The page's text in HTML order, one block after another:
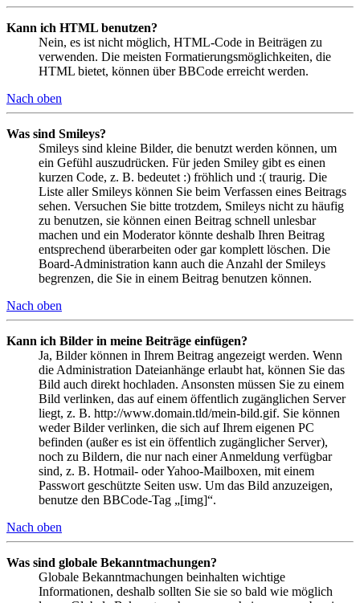
Kann ich HTML benutzen?
Nein, es ist nicht möglich, HTML-Code in Beiträgen zu
verwenden. Die meisten Formatierungsmöglichkeiten, die
HTML bietet, können über BBCode erreicht werden.
Nach oben
Was sind Smileys?
Smileys sind kleine Bilder, die benutzt werden können, um
ein Gefühl auszudrücken. Für jeden Smiley gibt es einen
kurzen Code, z. B. bedeutet :) fröhlich und :( traurig. Die
Liste aller Smileys können Sie beim Verfassen eines Beitrags
sehen. Versuchen Sie bitte trotzdem, Smileys nicht zu häufig
zu benutzen, sie können einen Beitrag schnell unlesbar
machen und ein Moderator könnte deshalb Ihren Beitrag
entsprechend überarbeiten oder gar komplett löschen. Die
Board-Administration kann auch die Anzahl der Smileys
begrenzen, die Sie in einem Beitrag benutzen können.
Nach oben
Kann ich Bilder in meine Beiträge einfügen?
Ja, Bilder können in Ihrem Beitrag angezeigt werden. Wenn
die Administration Dateianhänge erlaubt hat, können Sie das
Bild auch direkt hochladen. Ansonsten müssen Sie zu einem
Bild verlinken, das auf einem öffentlich zugänglichen Server
liegt, z. B. http://www.domain.tld/mein-bild.gif. Sie können
weder Bilder verlinken, die sich auf Ihrem eigenen PC
befinden (außer es ist ein öffentlich zugänglicher Server),
noch zu Bildern, die nur nach einer Anmeldung verfügbar
sind, z. B. Hotmail- oder Yahoo-Mailboxen, mit einem
Passwort geschützte Seiten usw. Um das Bild anzuzeigen,
benutze den BBCode-Tag „[img]“.
Nach oben
Was sind globale Bekanntmachungen?
Globale Bekanntmachungen beinhalten wichtige
Informationen, deshalb sollten Sie sie so bald wie möglich